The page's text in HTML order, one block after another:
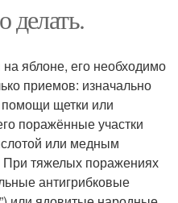
делать.
яблоне, его необходимо
приемов: изначально
щетки или
поражённые участки
или медным
При тяжелых поражениях
антигрибковые